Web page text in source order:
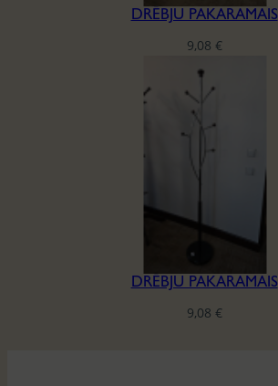
DRĒBJU PAKARAMAIS
9,08 €
DRĒBJU PAKARAMAIS
9,08 €